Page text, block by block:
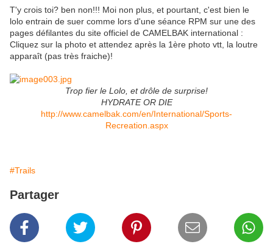
T'y crois toi? ben non!!! Moi non plus, et pourtant, c'est bien le
lolo entrain de suer comme lors d'une séance RPM sur une des
pages défilantes du site officiel de CAMELBAK international :
Cliquez sur la photo et attendez après la 1ère photo vtt, la loutre
apparaît (pas très fraiche)!
Trop fier le Lolo, et drôle de surprise!
HYDRATE OR DIE
http://www.camelbak.com/en/International/Sports-
Recreation.aspx
#Trails
Partager